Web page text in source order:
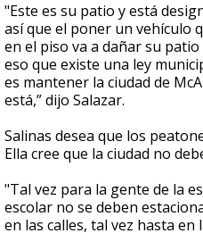
"Este es su patio y está
así que el poner un vehículo
en el piso va a dañar su
eso que existe una ley
es mantener la ciudad de
está,” dijo Salazar.
Salinas desea que los
Ella cree que la ciudad no
"Tal vez para la gente de la
escolar no se deben
en las calles, tal vez hasta en